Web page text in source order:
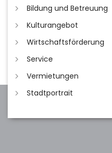
Bildung und Betreuung
Kulturangebot
Wirtschaftsförderung
Service
Vermietungen
Stadtportrait